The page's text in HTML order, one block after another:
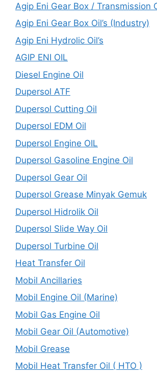
Agip Eni Gear Box / Transmission
Agip Eni Gear Box Oil’s (Industry)
Agip Eni Hydrolic Oil’s
AGIP ENI OIL
Diesel Engine Oil
Dupersol ATF
Dupersol Cutting Oil
Dupersol EDM Oil
Dupersol Engine OIL
Dupersol Gasoline Engine Oil
Dupersol Gear Oil
Dupersol Grease Minyak Gemuk
Dupersol Hidrolik Oil
Dupersol Slide Way Oil
Dupersol Turbine Oil
Heat Transfer Oil
Mobil Ancillaries
Mobil Engine Oil (Marine)
Mobil Gas Engine Oil
Mobil Gear Oil (Automotive)
Mobil Grease
Mobil Heat Transfer Oil ( HTO )